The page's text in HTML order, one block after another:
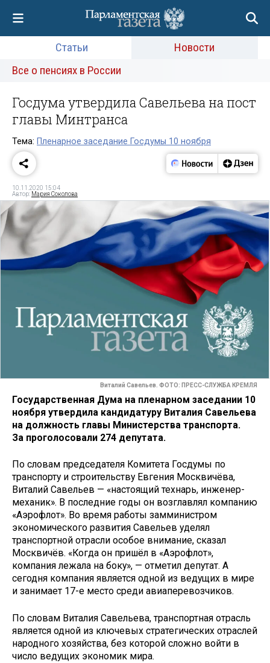
Статьи
Новости
Все о пенсиях в России
Госдума утвердила Савельева на пост
главы Минтранса
Тема: Пленарное заседание Госдумы 10 ноября
10.11.2020 15:04
Автор: Мария Соколова
Виталий Савельев. ФОТО: ПРЕСС-СЛУЖБА КРЕМЛЯ
Государственная Дума на пленарном заседании 10
ноября утвердила кандидатуру Виталия Савельева
на должность главы Министерства транспорта.
За проголосовали 274 депутата.
По словам председателя Комитета Госдумы по
транспорту и строительству Евгения Москвичёва,
Виталий Савельев — «настоящий технарь, инженер-
механик». В последние годы он возглавлял компанию
«Аэрофлот». Во время работы замминистром
экономического развития Савельев уделял
транспортной отрасли особое внимание, сказал
Москвичёв. «Когда он пришёл в «Аэрофлот»,
компания лежала на боку», — отметил депутат. А
сегодня компания является одной из ведущих в мире
и занимает 17-е место среди авиаперевозчиков.
По словам Виталия Савельева, транспортная отрасль
является одной из ключевых стратегических отраслей
народного хозяйства, без которой сложно войти в
число ведущих экономик мира.